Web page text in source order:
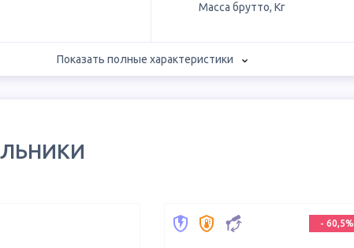
Масса брутто, Кг
Показать полные характеристики
- 60,5%